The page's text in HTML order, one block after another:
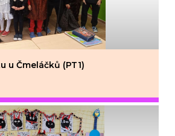
u Čmeláčků (PT1)